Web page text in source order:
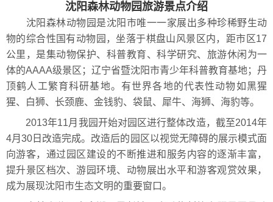
沈阳森林动物园旅游景点介绍
沈阳森林动物园是沈阳市唯一一家展出多种珍稀野生动
物的综合性国有动物园，坐落于棋盘山风景区内，距市区17
公里，是集动物保护、科普教育、科学研究、旅游休闲为一
体的AAAA级景区；辽宁省暨沈阳市青少年科普教育基地；丹
顶鹤人工繁育科研基地。有世界各地的代表性动物如黑猩
猩、白狮、长颈鹿、金钱豹、袋鼠、犀牛、海狮、海豹等。
2013年11月我园开始对园区进行整体改造，截至2014年
4月30日改造完成。改造后的园区以视觉无障碍的展示模式面
向游客，通过园区建设的不断推进和服务内容的逐渐丰富，
提升景区档次、游园环境、动物展出水平和游客观赏效果，
成为展现沈阳市生态文明的重要窗口。